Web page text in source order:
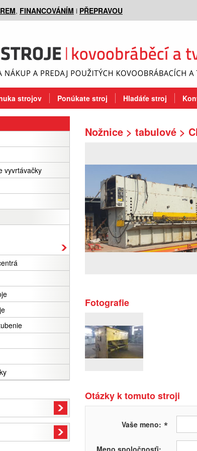
, FINANCOVÁNÍM i PŘEPRAVOU
strojov Ponúkate stroj Hladáťe stroj
vyvrtávačky
Nožnice > tabulové >
Fotografie
Otázky k tomuto stroji
Vaše meno: *